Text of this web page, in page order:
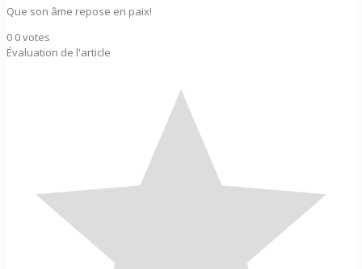
Que son âme repose en paix!
0 0votes
Évaluation de l'article